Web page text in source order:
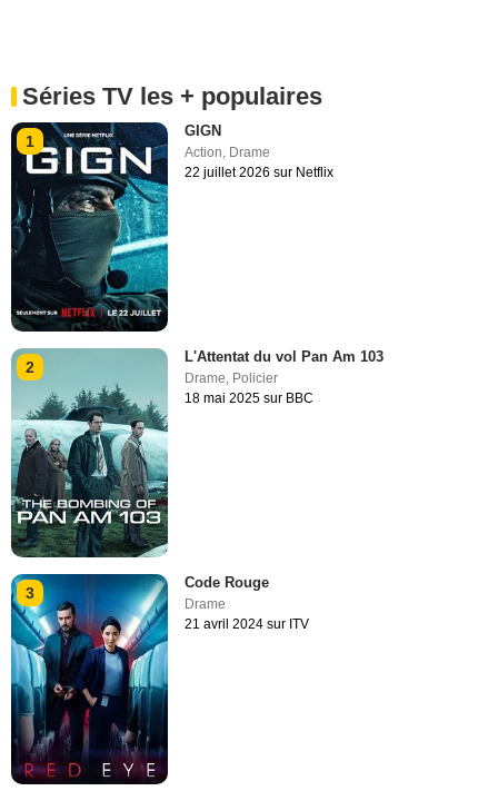
Séries TV les + populaires
1
GIGN
Action Drame
22 juillet 2026 sur Netflix
2
L'Attentat du vol Pan Am 103
Drame, Policier
18 mai 2025 sur BBC
3
Code Rouge
Drame
21 avril 2024 sur ITV